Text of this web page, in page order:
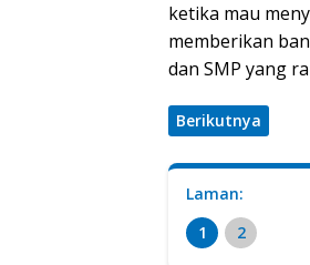
ketika mau
memberikan
dan SMP yang
Berikutnya
Laman:
1
2